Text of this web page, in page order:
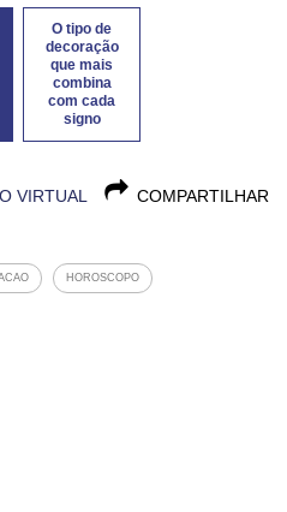
O tipo de
decoração
que mais
combina
com cada
signo
COMPARTILHAR
VIRTUAL
HOROSCOPO